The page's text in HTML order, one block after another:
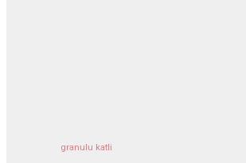
granulu katli